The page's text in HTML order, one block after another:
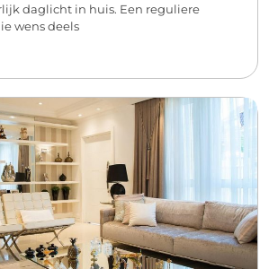
daglicht in huis. Een reguliere
wens deels